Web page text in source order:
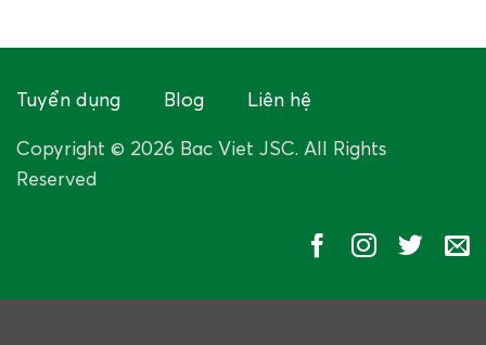
Tuyển dụng Blog Liên hệ
Copyright © 2026 Bac Viet JSC. All Rights
Reserved